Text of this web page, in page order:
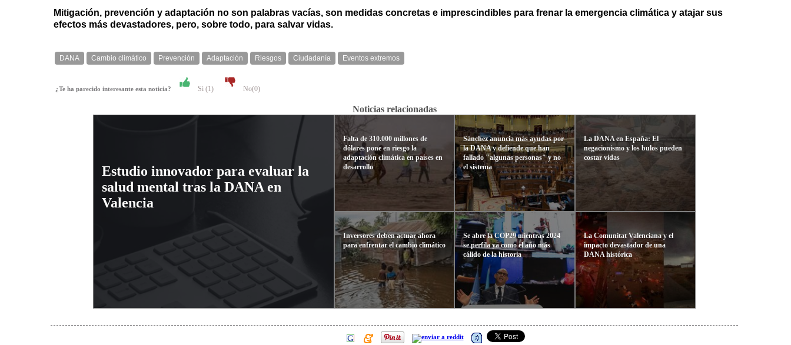
Mitigación, prevención y adaptación no son palabras vacías, son medidas concretas e imprescindibles para frenar la emergencia climática y atajar sus
efectos más devastadores, pero, sobre todo, para salvar vidas.
DANA Cambio climático Prevención Adaptación Riesgos Ciudadanía Eventos extremos
¿Te ha parecido interesante esta noticia? Si (1) No(0)
Noticias relacionadas
Estudio innovador para evaluar la
salud mental tras la DANA en
Valencia
Falta de 310.000 millones de
dólares pone en riesgo la
adaptación climática en países en
desarrollo
Inversores deben actuar ahora
para enfrentar el cambio climático
Sánchez anuncia más ayudas por
la DANA y defiende que han
fallado "algunas personas" y no
el sistema
Se abre la COP29 mientras 2024
se perfila ya como el año más
cálido de la historia
La DANA en España: El
negacionismo y los bulos pueden
costar vidas
La Comunitat Valenciana y el
impacto devastador de una
DANA histórica